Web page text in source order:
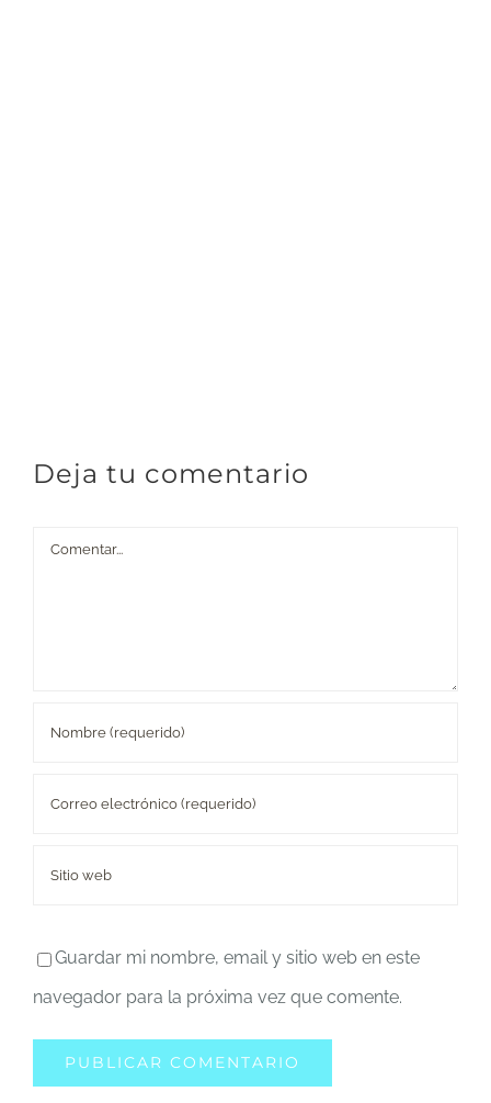
Deja tu comentario
Comentar
Guardar mi nombre, email y sitio web en este
navegador para la próxima vez que comente.